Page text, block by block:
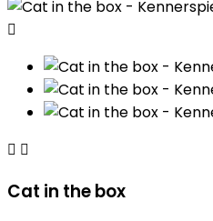

 
Cat in the box